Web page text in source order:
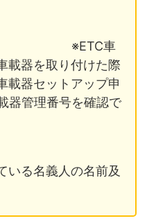
車
載器を取り付けた際
載器セットアップ申
器管理番号を確認で
いる名義人の名前及